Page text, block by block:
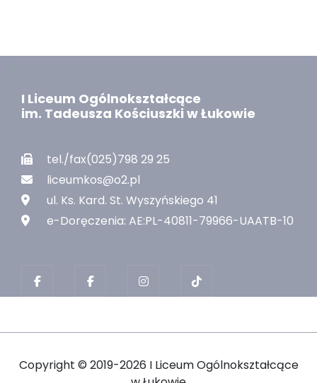
I Liceum Ogólnokształcące
im. Tadeusza Kościuszki w Łukowie
tel./fax(025)798 29 25
liceumkos@o2.pl
ul. Ks. Kard. St. Wyszyńskiego 41
e-Doręczenia: AE:PL-40811-79966-UAATB-10
Copyright © 2019-2026 I Liceum Ogólnokształcące